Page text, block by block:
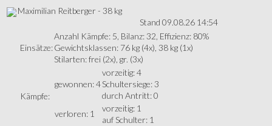
Maximilian Reitberger - 38 kg
Stand 09.08.26 14:54
Einsätze:
Anzahl Kämpfe: 5, Bilanz: 32, Effizienz: 80%
Gewichtsklassen: 76 kg (4x), 38 kg (1x)
Stilarten: frei (2x), gr. (3x)
Kämpfe:
gewonnen: 4
vorzeitig: 4
Schultersiege: 3
durch Antritt: 0
verloren: 1
vorzeitig: 1
auf Schulter: 1